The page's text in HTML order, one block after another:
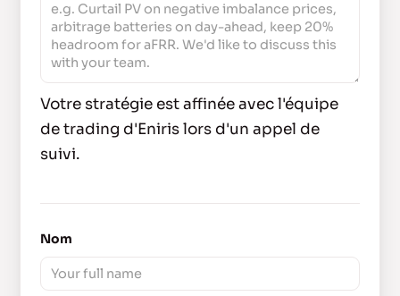
Votre stratégie est affinée avec l'équipe
de trading d'Eniris lors d'un appel de
suivi.
Nom